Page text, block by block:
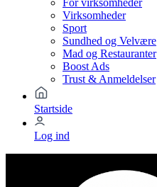
For virksomheder
Virksomheder
Sport
Sundhed og Velvære
Mad og Restauranter
Boost Ads
Trust & Anmeldelser
Startside
Log ind